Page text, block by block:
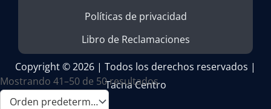
Mostrando 41–50 de 50 resultados
Políticas de privacidad
Libro de Reclamaciones
Copyright © 2026 | Todos los derechos reservados |
Tacna Centro